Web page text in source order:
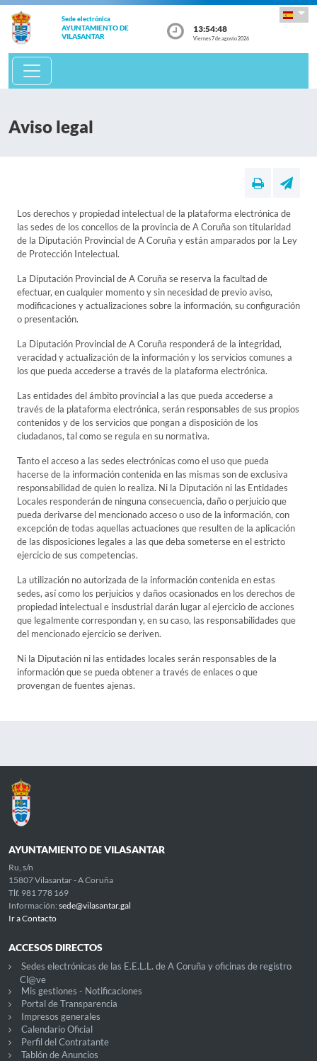
Sede electrónica
AYUNTAMIENTO DE
VILASANTAR
13:54:48
Viernes 7 de agosto 2026
Aviso legal
Los derechos y propiedad intelectual de la plataforma electrónica de
las sedes de los concellos de la provincia de A Coruña son titularidad
de la Diputación Provincial de A Coruña y están amparados por la Ley
de Protección Intelectual.
La Diputación Provincial de A Coruña se reserva la facultad de
efectuar, en cualquier momento y sin necesidad de previo aviso,
modificaciones y actualizaciones sobre la información, su configuración
o presentación.
La Diputación Provincial de A Coruña responderá de la integridad,
veracidad y actualización de la información y los servicios comunes a
los que pueda accederse a través de la plataforma electrónica.
Las entidades del ámbito provincial a las que pueda accederse a
través de la plataforma electrónica, serán responsables de sus propios
contenidos y de los servicios que pongan a disposición de los
ciudadanos, tal como se regula en su normativa.
Tanto el acceso a las sedes electrónicas como el uso que pueda
hacerse de la información contenida en las mismas son de exclusiva
responsabilidad de quien lo realiza. Ni la Diputación ni las Entidades
Locales responderán de ninguna consecuencia, daño o perjuicio que
pueda derivarse del mencionado acceso o uso de la información, con
excepción de todas aquellas actuaciones que resulten de la aplicación
de las disposiciones legales a las que deba someterse en el estricto
ejercicio de sus competencias.
La utilización no autorizada de la información contenida en estas
sedes, así como los perjuicios y daños ocasionados en los derechos de
propiedad intelectual e insdustrial darán lugar al ejercicio de acciones
que legalmente correspondan y, en su caso, las responsabilidades que
del mencionado ejercicio se deriven.
Ni la Diputación ni las entidades locales serán responsables de la
información que se pueda obtener a través de enlaces o que
provengan de fuentes ajenas.
AYUNTAMIENTO DE VILASANTAR
Ru, s/n
15807 Vilasantar - A Coruña
Tlf. 981 778 169
Información: sede@vilasantar.gal
Ir a Contacto
ACCESOS DIRECTOS
Sedes electrónicas de las E.E.L.L. de A Coruña y oficinas de registro
Cl@ve
Mis gestiones - Notificaciones
Portal de Transparencia
Impresos generales
Calendario Oficial
Perfil del Contratante
Tablón de Anuncios